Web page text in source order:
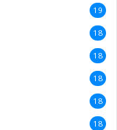
19
18
18
18
18
18